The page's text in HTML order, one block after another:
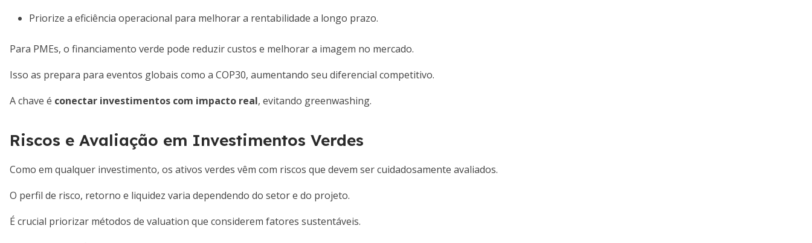
Priorize a eficiência operacional para melhorar a rentabilidade a longo prazo.
Para PMEs, o financiamento verde pode reduzir custos e melhorar a imagem no mercado.
Isso as prepara para eventos globais como a COP30, aumentando seu diferencial competitivo.
A chave é conectar investimentos com impacto real, evitando greenwashing.
Riscos e Avaliação em Investimentos Verdes
Como em qualquer investimento, os ativos verdes vêm com riscos que devem ser cuidadosamente avaliados.
O perfil de risco, retorno e liquidez varia dependendo do setor e do projeto.
É crucial priorizar métodos de valuation que considerem fatores sustentáveis.